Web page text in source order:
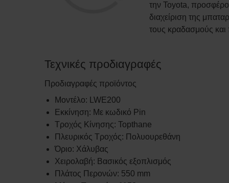
την Toyota,
διαχείριση της
τους κραδασμούς
Τεχνικές προδιαγραφές
Προδιαγραφές προϊόντος
Μοντέλο: LWE200
Εκκίνηση: Με κωδικό Pin
Τροχός Κίνησης: Topthane
Πλευρικός Τροχός: Πολυουρεθάνη
Όριο: Χάλυβας
Χειρολαβή: Βασικός εξοπλισμός
Πλάτος Περονών: 550 mm